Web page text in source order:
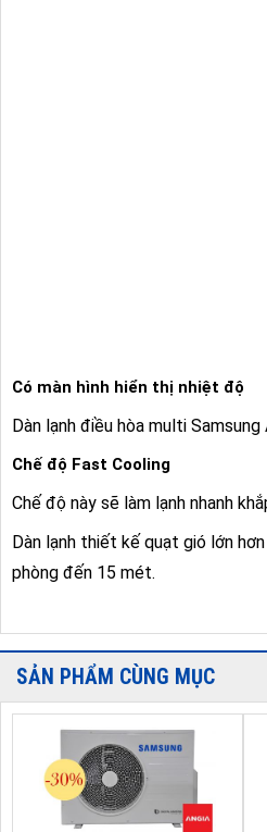
Có màn hình hiển thị nhiệt độ
Dàn lạnh điều hòa multi
Chế độ Fast Cooling
Chế độ này sẽ làm lạnh nhanh
Dàn lạnh thiết kế quạt gió lớn
phòng đến 15 mét.
SẢN PHẨM CÙNG MỤC